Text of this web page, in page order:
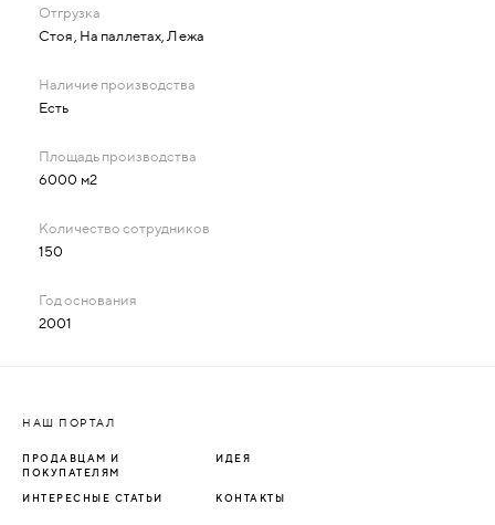
Cтоя, На паллетах, Лежа
Есть
6000 м2
150
2001
НАШ ПОРТАЛ
ПРОДАВЦАМ И
ПОКУПАТЕЛЯМ
ИДЕЯ
ИНТЕРЕСНЫЕ СТАТЬИ КОНТАКТЫ